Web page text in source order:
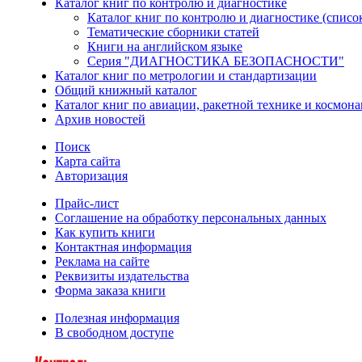
Каталог книг по контролю и диагностике
Каталог книг по контролю и диагностике
Тематические сборники статей
Книги на английском языке
Серия "ДИАГНОСТИКА БЕЗОПАСНОСТИ"
Каталог книг по метрологии и стандартизации
Общий книжный каталог
Каталог книг по авиации, ракетной технике и
Архив новостей
Поиск
Карта сайта
Авторизация
Прайс-лист
Соглашение на обработку персональных данных
Как купить книги
Контактная информация
Реклама на сайте
Реквизиты издательства
Форма заказа книги
Полезная информация
В свободном доступе